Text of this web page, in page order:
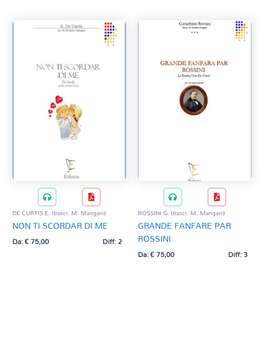
DE CURTIS E. (trascr. M. Mangani)
NON TI SCORDAR DI ME
Da:€75,00 Diff: 2
ROSSINI G. (trascr. M. Mangani)
GRANDE FANFARE PAR
ROSSINI
Da:€75,00 Diff: 3